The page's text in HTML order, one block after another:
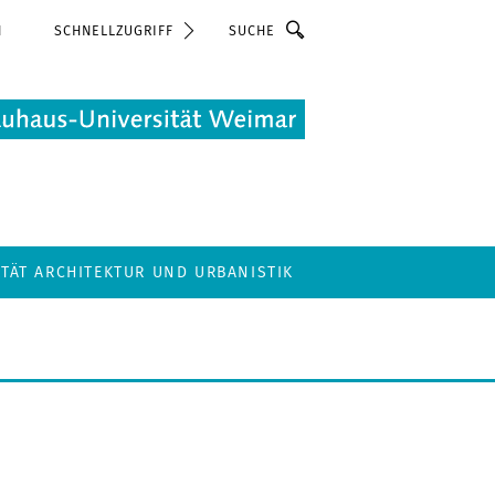
SCHNELLZUGRIFF Suche
ARCHITEKTUR UND URBANISTIK